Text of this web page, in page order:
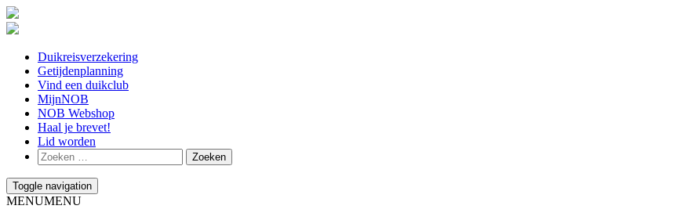
Duikreisverzekering
Getijdenplanning
Vind een duikclub
MijnNOB
NOB Webshop
Haal je brevet!
Lid worden
Toggle navigation
MENUMENU